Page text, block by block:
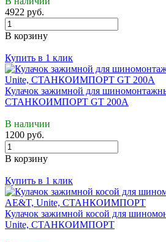
4922 руб.
В корзину
Купить в 1 клик
Кулачок зажимной для
СТАНКОИМПОРТ GT 200A
В наличии
1200 руб.
В корзину
Купить в 1 клик
Кулачок зажимной косой для
Unite, СТАНКОИМПОРТ